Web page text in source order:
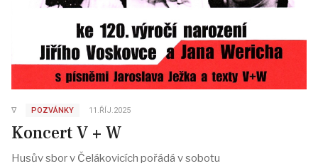
∇ POZVÁNKY 11.ŘÍJ.2025
Koncert V + W
Husův sbor v Čelákovicích pořádá v sobotu